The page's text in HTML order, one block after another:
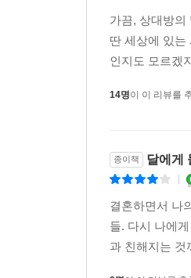
환하게 웃다 코끝
“그 밤에 문득 나
경쾌하고 명랑한
패러독스나 농담
팽팽하게 긴장된
가끔, 상대방의
딴 세상에 있는
인지도 모르겠
14명이 이 리뷰를
종이책 달에게
결혼하면서 나
들. 다시 나에
과 친해지는